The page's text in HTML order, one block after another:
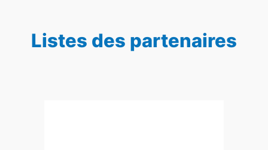
Listes des partenaires